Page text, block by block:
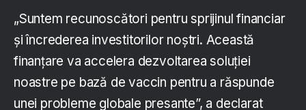
„Suntem recunoscători pentru sprijinul financiar
și încrederea investitorilor noștri. Această
finanțare va accelera dezvoltarea soluției
noastre pe bază de vaccin pentru a răspunde
unei probleme globale presante”, a declarat